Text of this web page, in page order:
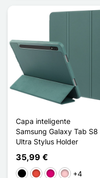
Capa inteligente
Samsung Galaxy Tab S8
Ultra Stylus Holder
35,99 €
PretoVermelho
Magenta
Rosa+4